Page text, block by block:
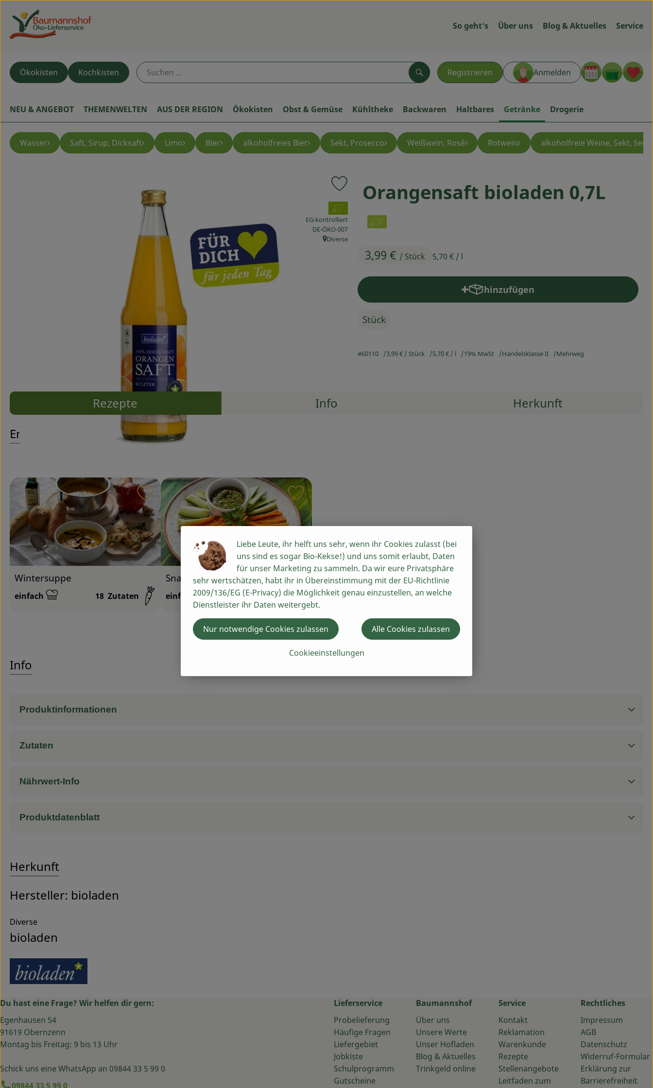
So geht's Über uns Blog & Aktuelles Service
Registrieren Anmelden
Suchen
Ökokisten Kochkisten
NEU & ANGEBOT THEMENWELTEN AUS DER REGION Ökokisten Obst & Gemüse Kühltheke Backwaren Haltbares Getränke Drogerie
Wasser Saft, Sirup, Dicksaft Limo Bier alkoholfreies Bier Sekt, Prosecco Weißwein, Rosé Rotwein alkoholfreie Weine, Sekt,
Orangensaft bioladen 0,7L
3,99 € / Stück 5,70 € / l
Produkt zu Favouriten hinzufügen
, Verband:
EG-kontrolliert
, Kontrollstelle:
DE-ÖKO-007
, Herkunft:
Diverse
hinzufügen
Produkt zum Warenkorb hinzufügen
Stück
#60110 3,99 € / Stück 5,70 € / l 19% MwSt Handelsklasse II Mehrweg
Rezepte Info
Herkunft
Entdecke passende Rezepte
Wintersuppe
Schwierigkeit:
einfach 18 Zutaten
Rezept zu Favouriten hinzufügen
Snackrezept - Pinzimonio
Schwierigkeit:
einfach 8Zutaten
Rezept zu Favouriten hinzufügen
Info
Produktinformationen
Zutaten
Nährwert-Info
Produktdatenblatt
Herkunft
Hersteller: bioladen
Diverse
bioladen
Du hast eine Frage? Wir helfen dir gern:
Egenhausen 54
91619 Obernzenn
Montag bis Freitag: 9 bis 13 Uhr
Schick uns eine WhatsApp an 09844 33 5 99 0
09844 33 5 99 0
Lieferservice
Probelieferung
Häufige Fragen
Liefergebiet
Jobkiste
Schulprogramm
Gutscheine
Baumannshof
Über uns
Unsere Werte
Unser Hofladen
Blog & Aktuelles
Trinkgeld online
Service
Kontakt
Reklamation
Warenkunde
Rezepte
Stellenangebote
Leitfaden zum
Rechtliches
Impressum
AGB
Datenschutz
Widerruf-Formular
Erklärung zur
Barrierefreiheit
Liebe Leute, ihr helft uns sehr, wenn ihr Cookies zulasst (bei
uns sind es sogar Bio-Kekse!) und uns somit erlaubt, Daten
für unser Marketing zu sammeln. Da wir eure Privatsphäre
sehr wertschätzen, habt ihr in Übereinstimmung mit der EU-Richtlinie
2009/136/EG (E-Privacy) die Möglichkeit genau einzustellen, an welche
Dienstleister ihr Daten weitergebt.
Cookieeinstellungen
Nur notwendige Cookies zulassen Alle Cookies zulassen